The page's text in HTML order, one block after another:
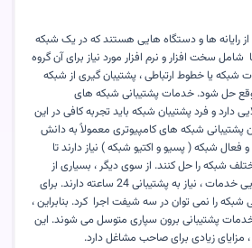
رایانه ها و دستگاه هایی هستند که در یک شبکه
سخت افزار و نرم افزار مورد نیاز برای آن گروه
یا خطوط ارتباطی ، پشتیبان گیری از شبکه
حل شود. خدمات پشتیبانی شبکه های
دارد و فرد پشتیبان شبکه باید تجربه کافی در این
شبکه های کامپیوتری معمولاً به دانش
شبکه ( پسیو و اکتیو شبکه ) نیاز دارند تا
شبکه را حل کنند. از سوی دیگر ، بسیاری از
شبکه ها به دلیل حجم و پویایی خدمات ، نیاز به پشتیبانی 24 ساعته دارند. برای
شبکه را نمی توان در سه شیفت اجرا کرد. بنابراین ،
پشتیبانی برون سپاری متوسل می شوند. این
مزایای زیادی برای صاحب مشاغل دارد.